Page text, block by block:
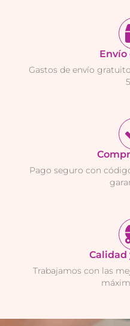
Gastos de envío
Pago seguro con
Calidad
Trabajamos con las